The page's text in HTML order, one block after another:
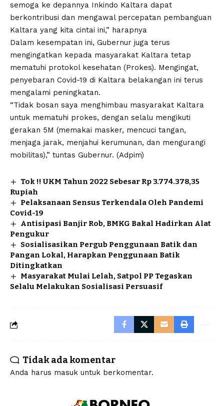
semoga ke depannya Inkindo Kaltara dapat
berkontribusi dan mengawal percepatan pembanguan
Kaltara yang kita cintai ini,” harapnya
Dalam kesempatan ini, Gubernur juga terus
mengingatkan kepada masyarakat Kaltara tetap
mematuhi protokol kesehatan (Prokes). Mengingat,
penyebaran Covid-19 di Kaltara belakangan ini terus
mengalami peningkatan.
“Tidak bosan saya menghimbau masyarakat Kaltara
untuk mematuhi prokes, dengan selalu mengikuti
gerakan 5M (memakai masker, mencuci tangan,
menjaga jarak, menjahui kerumunan, dan mengurangi
mobilitas),” tuntas Gubernur. (Adpim)
Tok !! UKM Tahun 2022 Sebesar Rp 3.774.378,35
Rupiah
Pelaksanaan Sensus Terkendala Oleh Pandemi
Covid-19
Antisipasi Banjir Rob, BMKG Bakal Hadirkan Alat
Pengukur
Sosialisasikan Pergub Penggunaan Batik dan
Pangan Lokal, Harapkan Penggunaan Batik
Ditingkatkan
Masyarakat Mulai Lelah, Satpol PP Tegaskan
Selalu Melakukan Sosialisasi Persuasif
Tidak ada komentar
Anda harus masuk untuk berkomentar.